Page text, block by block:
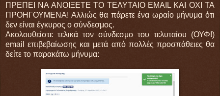
ΠΡΕΠΕΙ ΝΑ ΑΝΟΙΞΕΤΕ ΤΟ ΤΕΛΥΤΑΙΟ EMAIL ΚΑΙ ΟΧΙ ΤΑ
ΠΡΟΗΓΟΥΜΕΝΑ! Αλλιώς θα πάρετε ένα ωραίο μήνυμα ότι
δεν είναι έγκυρος ο σύνδεσμος.
Ακολουθείστε τελικά τον σύνδεσμο του τελυταίου (ΟΥΦ!)
email επιβεβαίωσης και μετά από πολλές προσπάθειες θα
δείτε το παρακάτω μήνυμα: